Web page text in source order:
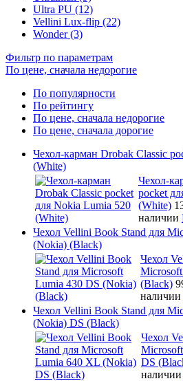
Ultra PU (12)
Vellini Lux-flip (22)
Wonder (3)
Фильтр по параметрам
По цене, сначала недорогие
По популярности
По рейтингу
По цене, сначала недорогие
По цене, сначала дорогие
Чехол-карман Drobak Classic
(White)
Чехол-
pocket
(White)
наличии
Чехол Vellini Book Stand для
(Nokia) (Black)
Чехол
(Black)
наличии
Чехол Vellini Book Stand для
(Nokia) DS (Black)
Чехол
DS
наличии